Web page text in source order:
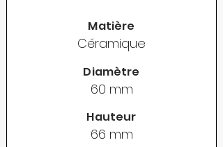
Matière
Céramique
Diamètre
60 mm
Hauteur
66 mm